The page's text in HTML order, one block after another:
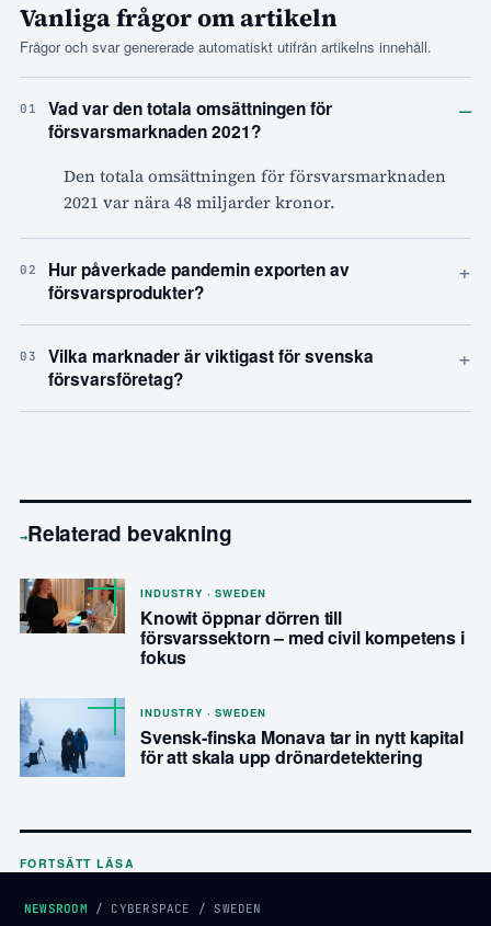
Vanliga frågor om artikeln
Frågor och svar genererade automatiskt utifrån artikelns innehåll.
01
Vad var den totala omsättningen för
försvarsmarknaden 2021?
–
Den totala omsättningen för försvarsmarknaden
2021 var nära 48 miljarder kronor.
02
Hur påverkade pandemin exporten av
försvarsprodukter?
+
03
Vilka marknader är viktigast för svenska
försvarsföretag?
+
→Relaterad bevakning
INDUSTRY · SWEDEN
Knowit öppnar dörren till
försvarssektorn – med civil kompetens i
fokus
INDUSTRY · SWEDEN
Svensk-finska Monava tar in nytt kapital
för att skala upp drönardetektering
FORTSÄTT LÄSA
NEWSROOM / CYBERSPACE / SWEDEN